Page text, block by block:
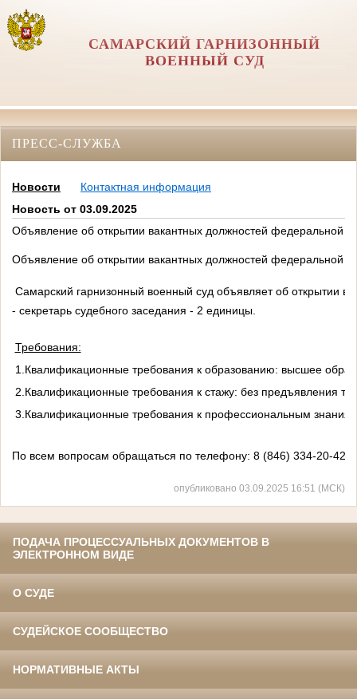
САМАРСКИЙ ГАРНИЗОННЫЙ
ВОЕННЫЙ СУД
ПРЕСС-СЛУЖБА
Новости
Контактная информация
Новость от 03.09.2025
Объявление об открытии вакантных должностей федеральной
Объявление об открытии вакантных должностей федеральной
Самарский гарнизонный военный суд объявляет об открытии
- секретарь судебного заседания - 2 единицы.
Требования:
1.Квалификационные требования к образованию: высшее
2.Квалификационные требования к стажу: без предъявления
3.Квалификационные требования к профессиональным
По всем вопросам обращаться по телефону: 8 (846) 334-20-42
опубликовано 03.09.2025 16:51 (МСК)
ПОДАЧА ПРОЦЕССУАЛЬНЫХ ДОКУМЕНТОВ В
ЭЛЕКТРОННОМ ВИДЕ
О СУДЕ
СУДЕЙСКОЕ СООБЩЕСТВО
НОРМАТИВНЫЕ АКТЫ